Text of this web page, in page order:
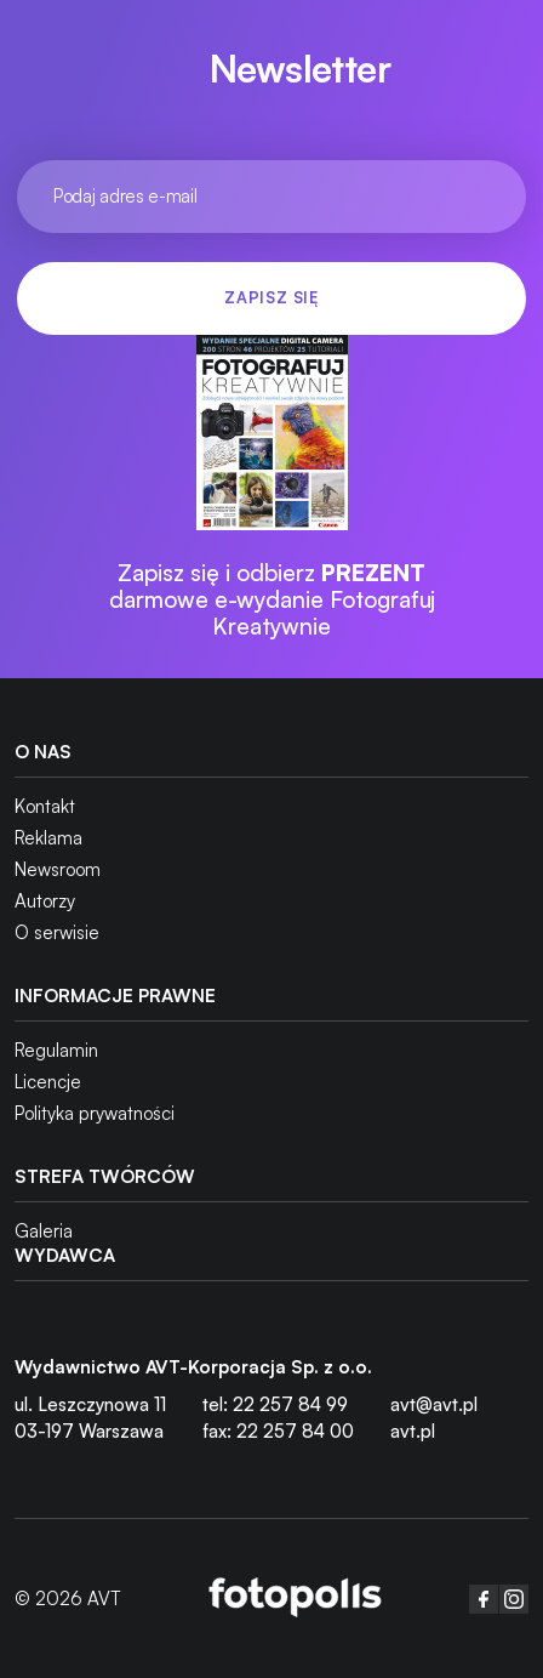
Newsletter
Zapisz się i odbierz PREZENT
darmowe e-wydanie Fotografuj
Kreatywnie
O NAS
Kontakt
Reklama
Newsroom
Autorzy
O serwisie
INFORMACJE PRAWNE
Regulamin
Licencje
Polityka prywatności
STREFA TWÓRCÓW
Galeria
WYDAWCA
Wydawnictwo AVT-Korporacja Sp. z o.o.
ul. Leszczynowa 11
03-197 Warszawa
tel: 22 257 84 99
fax: 22 257 84 00
avt@avt.pl
avt.pl
© 2026 AVT